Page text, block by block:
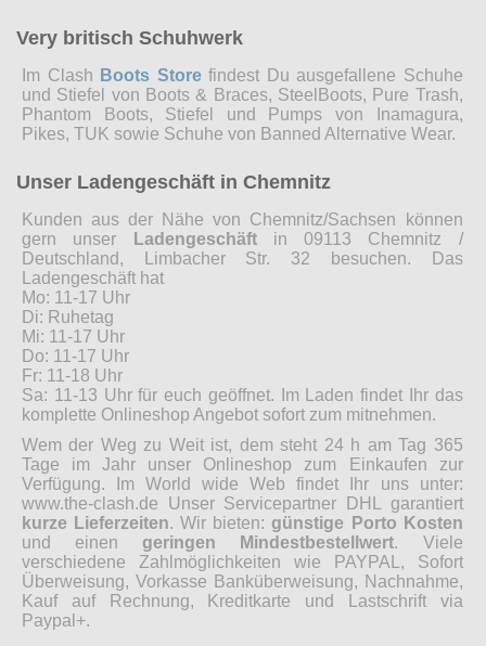
Very britisch Schuhwerk
Im Clash Boots Storefindest Du ausgefallene Schuhe
und Stiefel von Boots & Braces, SteelBoots, Pure Trash,
Phantom Boots, Stiefel und Pumps von Inamagura,
Pikes, TUK sowie Schuhe von Banned Alternative Wear.
Unser Ladengeschäft in Chemnitz
Kunden aus der Nähe von Chemnitz/Sachsen können
gern unser
Ladengeschäftin 09113 Chemnitz /
Deutschland, Limbacher Str. 32 besuchen. Das
Ladengeschäft hat
Mo: 11-17 Uhr
Di: Ruhetag
Mi: 11-17 Uhr
Do: 11-17 Uhr
Fr: 11-18 Uhr
Sa: 11-13 Uhr für euch geöffnet. Im Laden findet Ihr das
komplette Onlineshop Angebot sofort zum mitnehmen.
Wem der Weg zu Weit ist, dem steht 24 h am Tag 365
Tage im Jahr unser Onlineshop zum Einkaufen zur
Verfügung. Im World wide Web findet Ihr uns unter:
www.the-clash.de Unser Servicepartner DHL garantiert
kurze Lieferzeiten. Wir bieten:günstige Porto Kosten
und einengeringen Mindestbestellwert. Viele
verschiedene Zahlmöglichkeiten wie PAYPAL, Sofort
Überweisung, Vorkasse Banküberweisung, Nachnahme,
Kauf auf Rechnung, Kreditkarte und Lastschrift via
Paypal+.